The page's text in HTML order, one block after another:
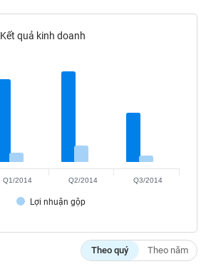
Kết quả kinh doanh
Lợi nhuận gộp
Q1/2014 Q2/2014 Q3/2014
Theo quý Theo năm